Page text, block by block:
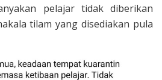
pelajar tidak diberikan
tilam yang disediakan pula